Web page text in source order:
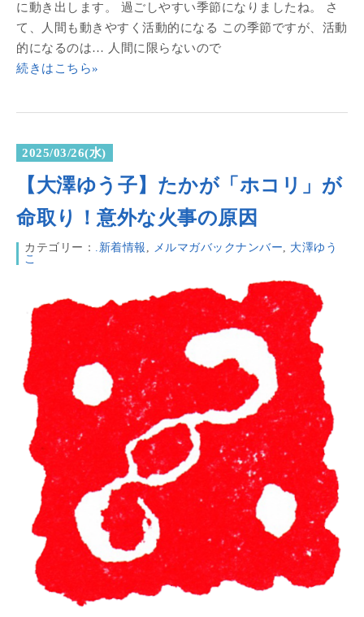
に動き出します。 過ごしやすい季節になりましたね。 さ
て、人間も動きやすく活動的になる この季節ですが、活動
的になるのは… 人間に限らないので
続きはこちら»
2025/03/26(水)
【大澤ゆう子】たかが「ホコリ」が
命取り！意外な火事の原因
カテゴリー： .新着情報 , メルマガバックナンバー, 大澤ゆう
こ